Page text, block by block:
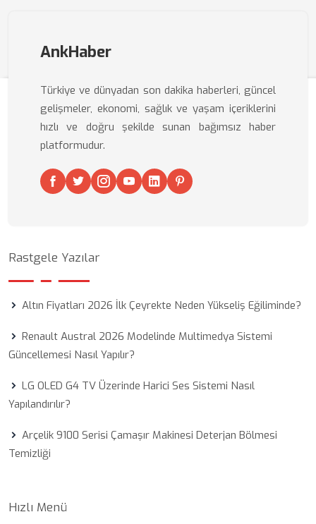
AnkHaber
Türkiye ve dünyadan son dakika haberleri, güncel
gelişmeler, ekonomi, sağlık ve yaşam içeriklerini
hızlı ve doğru şekilde sunan bağımsız haber
platformudur.
Rastgele Yazılar
Altın Fiyatları 2026 İlk Çeyrekte Neden Yükseliş Eğiliminde?
Renault Austral 2026 Modelinde Multimedya Sistemi
Güncellemesi Nasıl Yapılır?
LG OLED G4 TV Üzerinde Harici Ses Sistemi Nasıl
Yapılandırılır?
Arçelik 9100 Serisi Çamaşır Makinesi Deterjan Bölmesi
Temizliği
Hızlı Menü